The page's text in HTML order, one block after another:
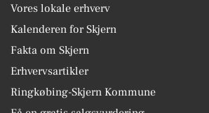
Vores lokale erhverv
Kalenderen for Skjern
Fakta om Skjern
Erhvervsartikler
Ringkøbing-Skjern Kommune